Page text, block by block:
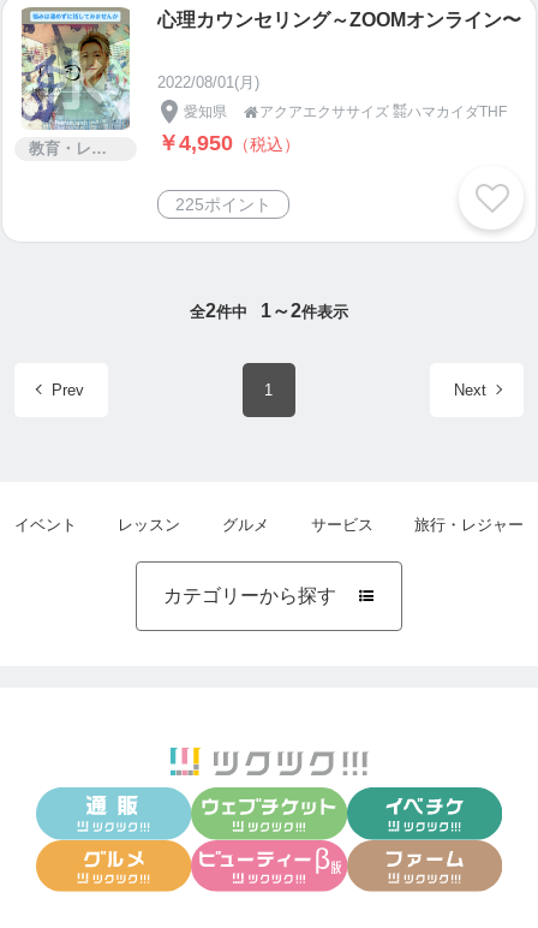
教育・レッスン・講習
心理カウンセリング～ZOOMオンライン〜
2022/08/01(月)
愛知県 アクアエクササイズ ㍿ハマカイダTHF
￥4,950 （税込）
225ポイント
全2件中 1～2件表示
Prev 1 Next
イベント レッスン グルメ サービス 旅行・レジャー
カテゴリーから探す 